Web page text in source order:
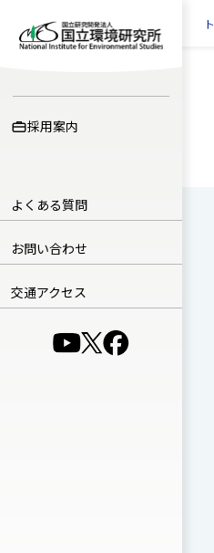
採用案内
よくある質問
お問い合わせ
交通アクセス
（別ウインドウで開
（別ウインドウ
（別ウイン